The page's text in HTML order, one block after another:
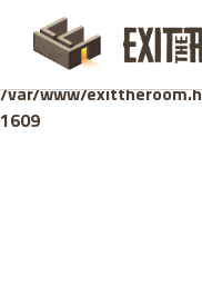
Warning:
doesn't match number of
/var/www/
1609